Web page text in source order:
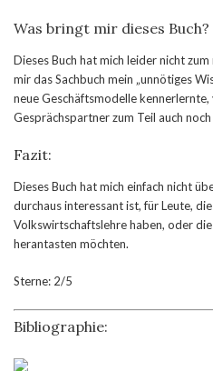
Was bringt mir dieses Buch?
Dieses Buch hat mich leider nicht
mir das Sachbuch mein „unnötiges
neue Geschäftsmodelle kennerlernte,
Gesprächspartner zum Teil auch
Fazit:
Dieses Buch hat mich einfach nicht
durchaus interessant ist, für Leute,
Volkswirtschaftslehre haben, oder
herantasten möchten.
Sterne: 2/5
Bibliographie: